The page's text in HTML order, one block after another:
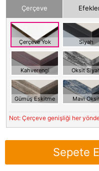
Çerçeve
Çerçeve Yok Siyah
Kahverengi Oksit
Gümüş Eskitme Mavi
Not: Çerçeve genişliği her
Sepete